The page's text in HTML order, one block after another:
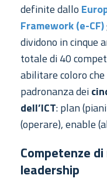
definite dallo
Framework (e-CF)
dividono in cinque
totale di 40
abilitare coloro
padronanza dei
dell’ICT: plan
(operare), enable
Competenze
leadership